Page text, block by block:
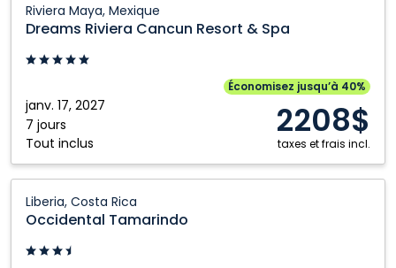
Riviera Maya, Mexique
Dreams Riviera Cancun Resort & Spa
janv. 17, 2027
7 jours
Tout inclus
Économisez jusqu’à 40%
2208$
taxes et frais incl.
Riviera
Cancun
Resort
Spa:
Riviera
Maya,
Mexique
Liberia, Costa Rica
Occidental Tamarindo
Tamarindo:
Liberia,
Costa